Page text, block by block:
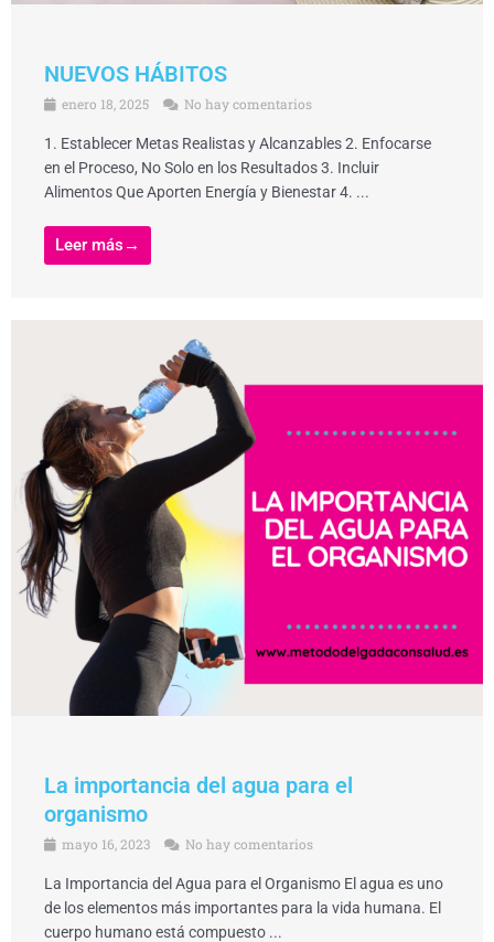
NUEVOS HÁBITOS
enero 18, 2025 No hay comentarios
1. Establecer Metas Realistas y Alcanzables 2. Enfocarse
en el Proceso, No Solo en los Resultados 3. Incluir
Alimentos Que Aporten Energía y Bienestar 4. ...
Leer más→
La importancia del agua para el
organismo
mayo 16, 2023 No hay comentarios
La Importancia del Agua para el Organismo El agua es uno
de los elementos más importantes para la vida humana. El
cuerpo humano está compuesto ...